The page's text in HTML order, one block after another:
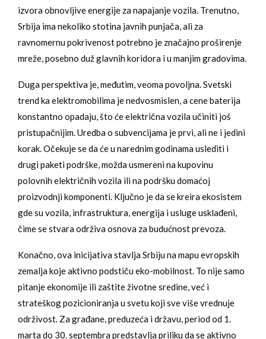
izvora obnovljive energije za napajanje vozila. Trenutno,
Srbija ima nekoliko stotina javnih punjača, ali za
ravnomernu pokrivenost potrebno je značajno proširenje
mreže, posebno duž glavnih koridora i u manjim gradovima.
Duga perspektiva je, međutim, veoma povoljna. Svetski
trend ka elektromobilima je nedvosmislen, a cene baterija
konstantno opadaju, što će električna vozila učiniti još
pristupačnijim. Uredba o subvencijama je prvi, ali ne i jedini
korak. Očekuje se da će u narednim godinama uslediti i
drugi paketi podrške, možda usmereni na kupovinu
polovnih električnih vozila ili na podršku domaćoj
proizvodnji komponenti. Ključno je da se kreira ekosistem
gde su vozila, infrastruktura, energija i usluge usklađeni,
čime se stvara održiva osnova za budućnost prevoza.
Konačno, ova inicijativa stavlja Srbiju na mapu evropskih
zemalja koje aktivno podstiču eko-mobilnost. To nije samo
pitanje ekonomije ili zaštite životne sredine, već i
strateškog pozicioniranja u svetu koji sve više vrednuje
održivost. Za građane, preduzeća i državu, period od 1.
marta do 30. septembra predstavlja priliku da se aktivno